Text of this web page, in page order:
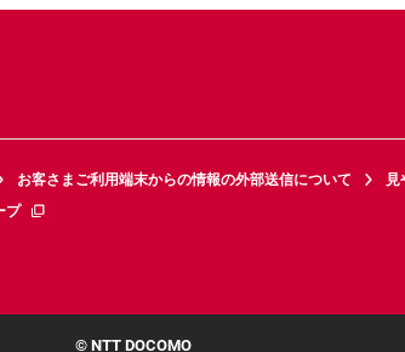
お客さまご利用端末からの情報の外部送信について
見
プ
© NTT DOCOMO